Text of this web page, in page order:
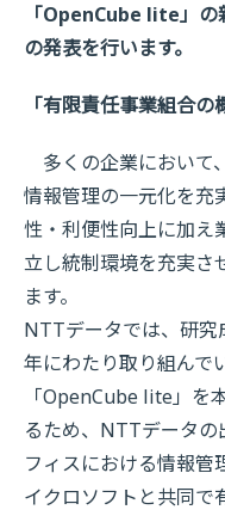
「OpenCube lite」
の発表を行います。
「有限責任事業組合の
多くの企業において
情報管理の一元化を充
性・利便性向上に加え
立し統制環境を充実さ
ます。
NTTデータでは、研究
年にわたり取り組んで
「OpenCube lite」を
るため、NTTデータの
フィスにおける情報管
イクロソフトと共同で